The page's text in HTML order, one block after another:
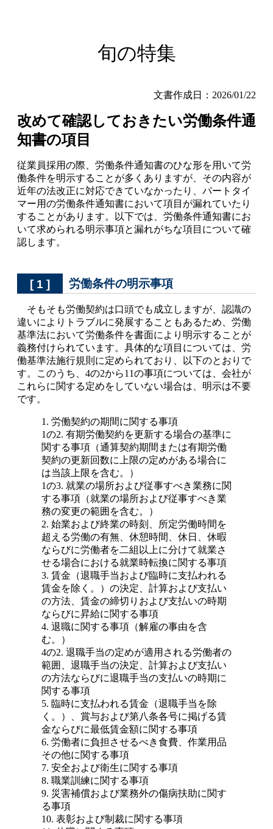
旬の特集
文書作成日：2026/01/22
改めて確認しておきたい労働条件通
知書の項目
従業員採用の際、労働条件通知書のひな形を用いて労
働条件を明示することが多くありますが、その内容が
近年の法改正に対応できていなかったり、パートタイ
マー用の労働条件通知書において項目が漏れていたり
することがあります。以下では、労働条件通知書にお
いて求められる明示事項と漏れがちな項目について確
認します。
[ 1 ] 労働条件の明示事項
そもそも労働契約は口頭でも成立しますが、認識の
違いによりトラブルに発展することもあるため、労働
基準法において労働条件を書面により明示することが
義務付けられています。具体的な項目については、労
働基準法施行規則に定められており、以下のとおりで
す。このうち、4の2から11の事項については、会社が
これらに関する定めをしていない場合は、明示は不要
です。
1. 労働契約の期間に関する事項
1の2. 有期労働契約を更新する場合の基準に
関する事項（通算契約期間または有期労働
契約の更新回数に上限の定めがある場合に
は当該上限を含む。）
1の3. 就業の場所および従事すべき業務に関
する事項（就業の場所および従事すべき業
務の変更の範囲を含む。）
2. 始業および終業の時刻、所定労働時間を
超える労働の有無、休憩時間、休日、休暇
ならびに労働者を二組以上に分けて就業さ
せる場合における就業時転換に関する事項
3. 賃金（退職手当および臨時に支払われる
賃金を除く。）の決定、計算および支払い
の方法、賃金の締切りおよび支払いの時期
ならびに昇給に関する事項
4. 退職に関する事項（解雇の事由を含
む。）
4の2. 退職手当の定めが適用される労働者の
範囲、退職手当の決定、計算および支払い
の方法ならびに退職手当の支払いの時期に
関する事項
5. 臨時に支払われる賃金（退職手当を除
く。）、賞与および第八条各号に掲げる賃
金ならびに最低賃金額に関する事項
6. 労働者に負担させるべき食費、作業用品
その他に関する事項
7. 安全および衛生に関する事項
8. 職業訓練に関する事項
9. 災害補償および業務外の傷病扶助に関す
る事項
10. 表彰および制裁に関する事項